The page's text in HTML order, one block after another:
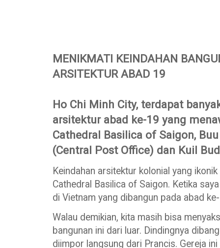
MENIKMATI KEINDAHAN
ARSITEKTUR ABAD 19
Ho Chi Minh City, terdapat
arsitektur abad ke-19 yang
Cathedral Basilica of Saigon,
(Central Post Office) dan Kuil
Keindahan arsitektur kolonial yang
Cathedral Basilica of Saigon. Ketika
di Vietnam yang dibangun pada abad
Walau demikian, kita masih bisa
bangunan ini dari luar. Dindingnya
diimpor langsung dari Prancis. Gereja